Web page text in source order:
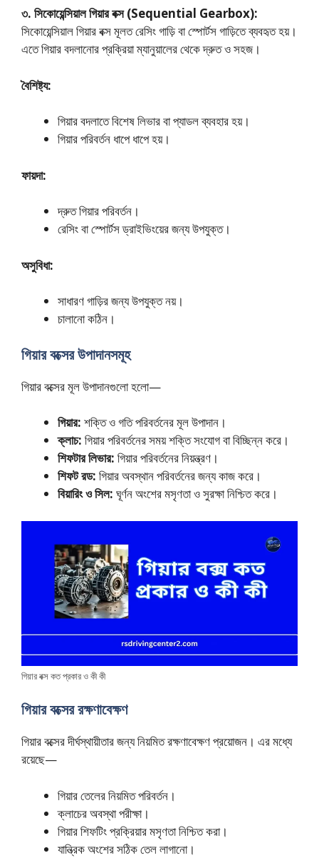
৩. সিকোয়েন্সিয়াল গিয়ার বক্স (Sequential Gearbox):
সিকোয়েন্সিয়াল গিয়ার বক্স মূলত রেসিং গাড়ি বা স্পোর্টস গাড়িতে ব্যবহৃত হয়।
এতে গিয়ার বদলানোর প্রক্রিয়া ম্যানুয়ালের থেকে দ্রুত ও সহজ।
বৈশিষ্ট্য:
গিয়ার বদলাতে বিশেষ লিভার বা প্যাডল ব্যবহার হয়।
গিয়ার পরিবর্তন ধাপে ধাপে হয়।
ফায়দা:
দ্রুত গিয়ার পরিবর্তন।
রেসিং বা স্পোর্টস ড্রাইভিংয়ের জন্য উপযুক্ত।
অসুবিধা:
সাধারণ গাড়ির জন্য উপযুক্ত নয়।
চালানো কঠিন।
গিয়ার বক্সের উপাদানসমূহ
গিয়ার বক্সের মূল উপাদানগুলো হলো—
গিয়ার: শক্তি ও গতি পরিবর্তনের মূল উপাদান।
ক্লাচ: গিয়ার পরিবর্তনের সময় শক্তি সংযোগ বা বিচ্ছিন্ন করে।
শিফটার লিভার: গিয়ার পরিবর্তনের নিয়ন্ত্রণ।
শিফট রড: গিয়ার অবস্থান পরিবর্তনের জন্য কাজ করে।
বিয়ারিং ও সিল: ঘূর্ণন অংশের মসৃণতা ও সুরক্ষা নিশ্চিত করে।
গিয়ার বক্স কত প্রকার ও কী কী
গিয়ার বক্সের রক্ষণাবেক্ষণ
গিয়ার বক্সের দীর্ঘস্থায়ীতার জন্য নিয়মিত রক্ষণাবেক্ষণ প্রয়োজন। এর মধ্যে
রয়েছে—
গিয়ার তেলের নিয়মিত পরিবর্তন।
ক্লাচের অবস্থা পরীক্ষা।
গিয়ার শিফটিং প্রক্রিয়ার মসৃণতা নিশ্চিত করা।
যান্ত্রিক অংশের সঠিক তেল লাগানো।